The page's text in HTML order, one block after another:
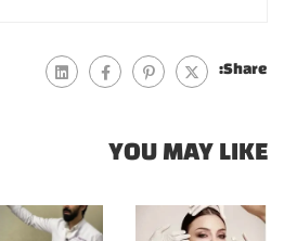
Share:
YOU MAY LIKE